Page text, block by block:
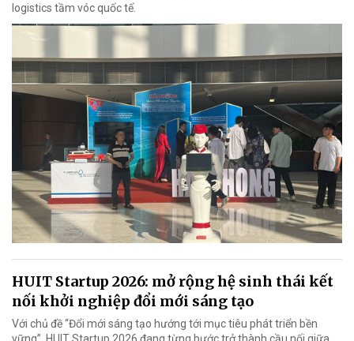
logistics tầm vóc quốc tế.
HUIT Startup 2026: mở rộng hệ sinh thái kết
nối khởi nghiệp đổi mới sáng tạo
Với chủ đề “Đổi mới sáng tạo hướng tới mục tiêu phát triển bền